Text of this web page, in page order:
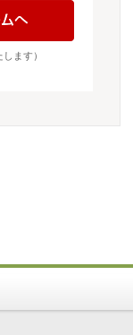
ます）